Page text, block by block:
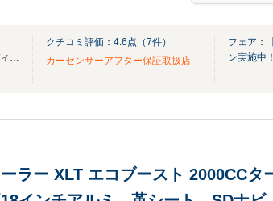
■8/10～17まで夏季休業です■買取車両、弊社系列ディーラーからの下取車両をご提供■
クチコミ評価： 4.6点（7件）
カーセンサーアフター保証取扱店
フェア：
ン実施中
ラー XLT エコブースト 2000CC